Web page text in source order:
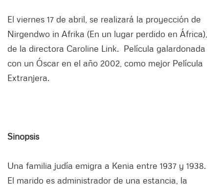
El viernes 17 de abril, se realizará la proyección de
Nirgendwo in Afrika (En un lugar perdido en África),
de la directora Caroline Link. Película galardonada
con un Óscar en el año 2002, como mejor Película
Extranjera.
Sinopsis
Una familia judía emigra a Kenia entre 1937 y 1938.
El marido es administrador de una estancia, la